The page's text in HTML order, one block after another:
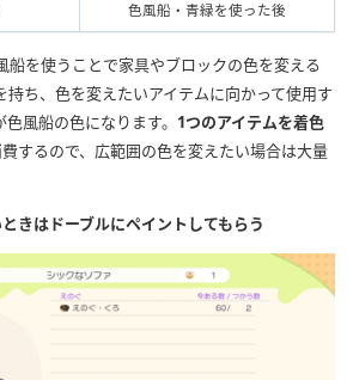
色風船・青緑を使った後
船を使うことで家具やブロックの色を変える
持ち、色を変えたいアイテムに向かって使用す
風船の色になります。 1つのアイテムを着色
するので、広範囲の色を変えたい場合は大量
きはドーブルにペイントしてもらう